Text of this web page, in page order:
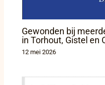
Gewonden bij
in Torhout, Gistel en
12 mei 2026